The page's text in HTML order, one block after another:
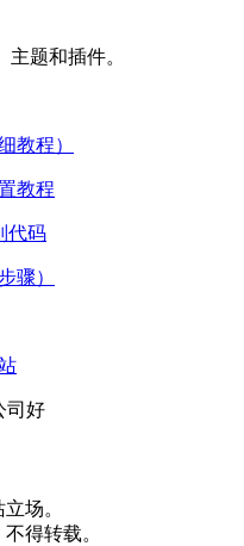
主题和插件。
教程）
教程
代码
骤）
司好
场。
得转载。